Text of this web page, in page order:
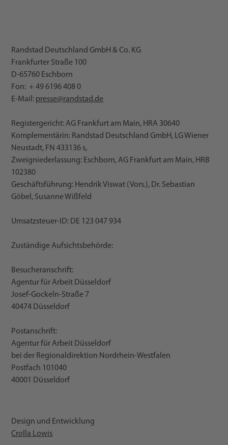
Randstad Deutschland GmbH & Co. KG
Frankfurter Straße 100
D-65760 Eschborn
Fon: + 49 6196 408 0
E-Mail: presse@randstad.de
Registergericht: AG Frankfurt am Main, HRA 30640
Komplementärin: Randstad Deutschland GmbH, LG Wiener
Neustadt, FN 433136 s,
Zweigniederlassung: Eschborn, AG Frankfurt am Main, HRB
102380
Geschäftsführung: Hendrik Viswat (Vors.), Dr. Sebastian
Göbel, Susanne Wißfeld
Umsatzsteuer-ID: DE 123 047 934
Zuständige Aufsichtsbehörde:
Besucheranschrift:
Agentur für Arbeit Düsseldorf
Josef-Gockeln-Straße 7
40474 Düsseldorf
Postanschrift:
Agentur für Arbeit Düsseldorf
bei der Regionaldirektion Nordrhein-Westfalen
Postfach 101040
40001 Düsseldorf
Design und Entwicklung
Crolla Lowis